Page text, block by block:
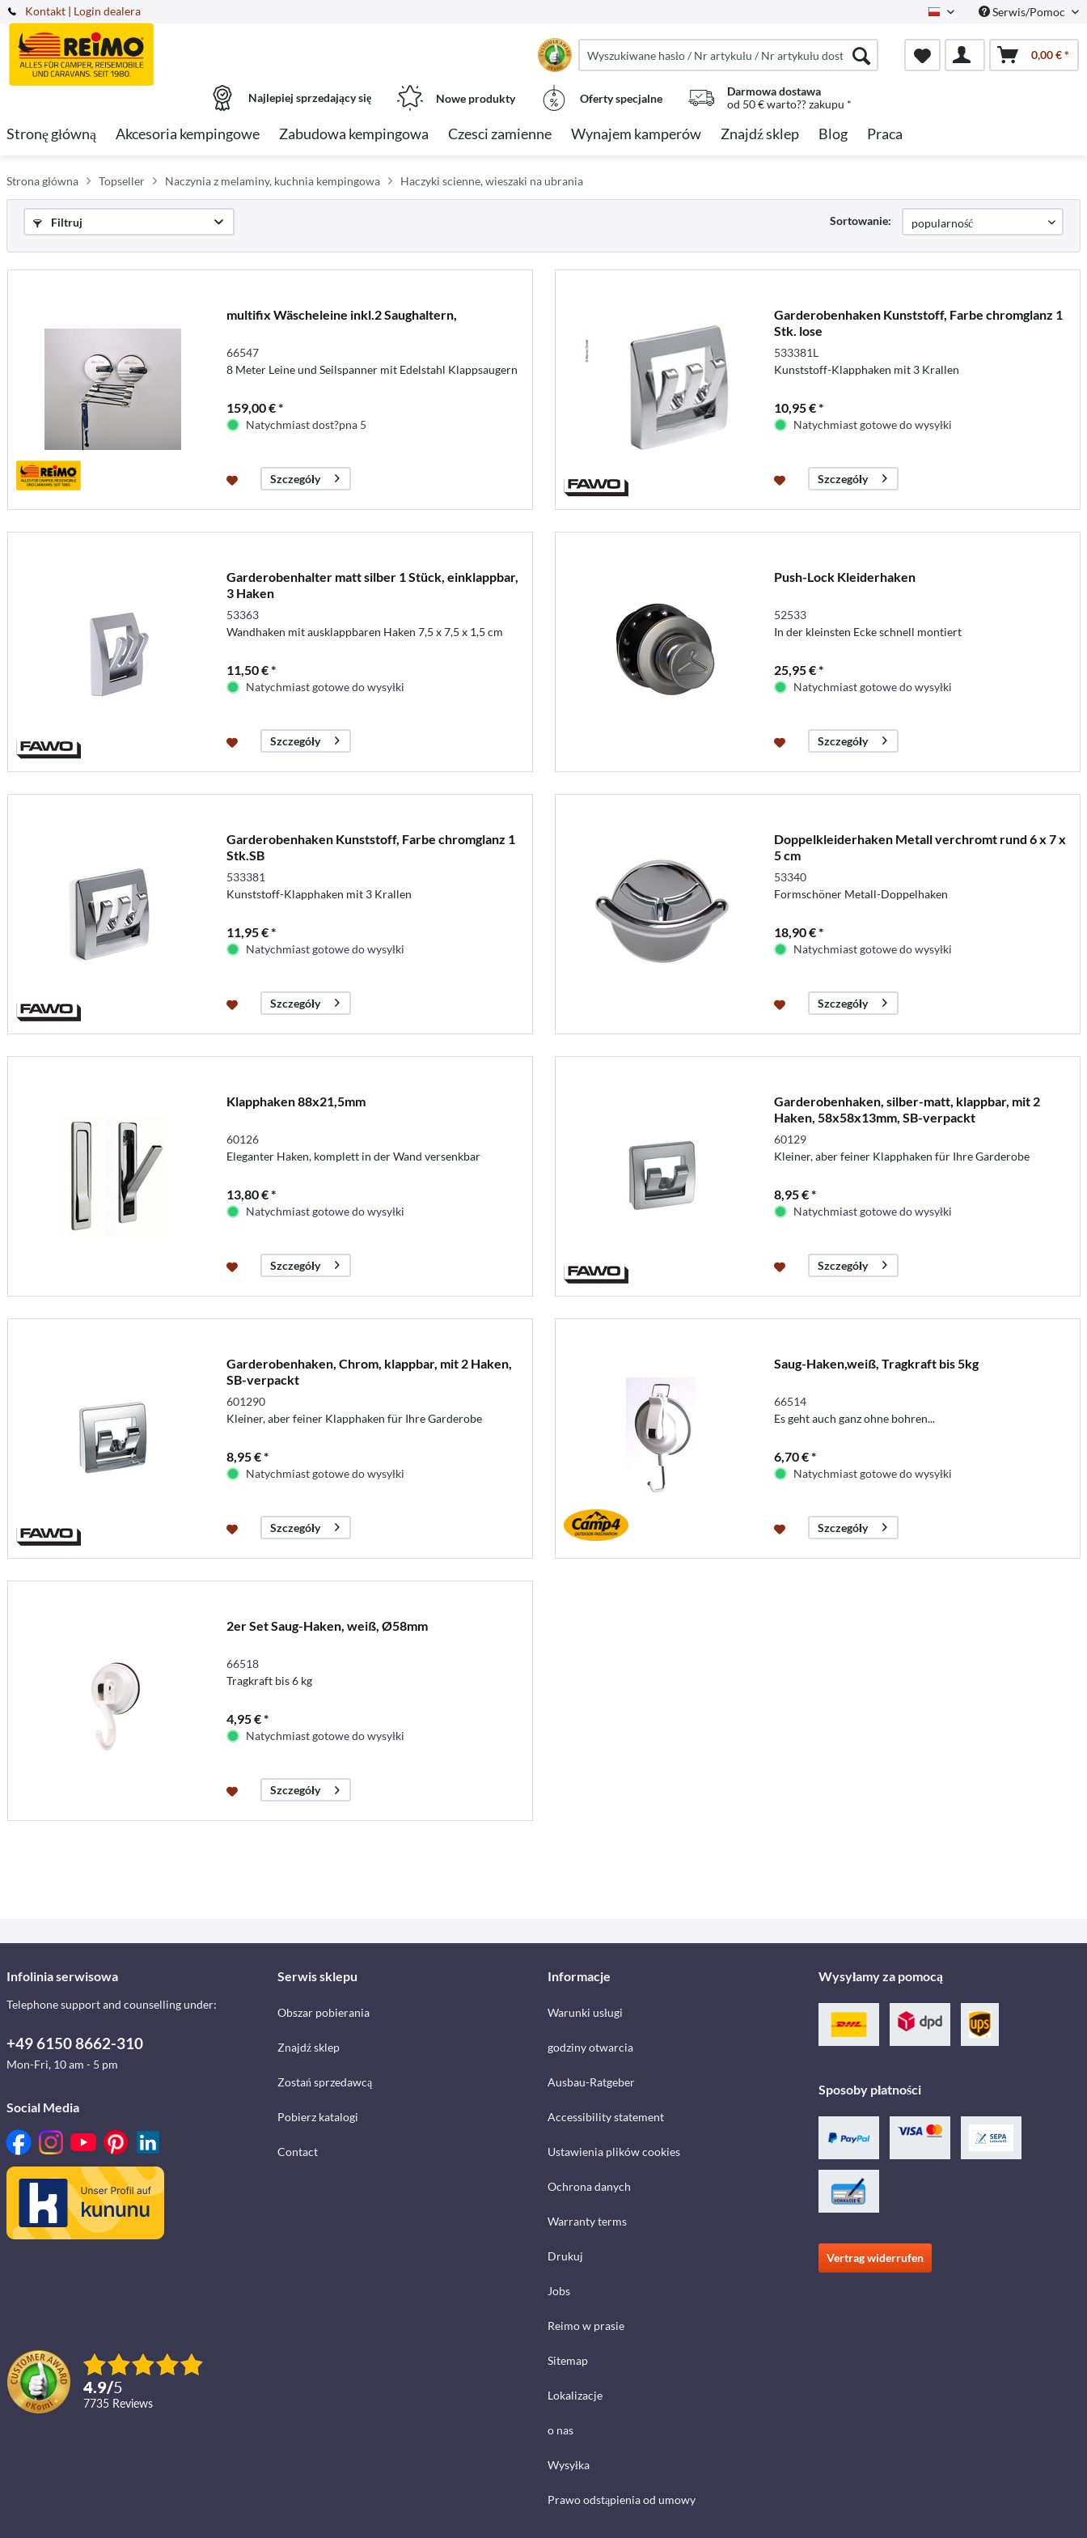
Kontakt Polish Serwis/Pomoc
| Login dealera
0,00 € *
Najlepiej sprzedający się Nowe produkty Oferty specjalne
Darmowa dostawa
od 50 € warto?? zakupu *
Stronę główną Akcesoria kempingowe Zabudowa kempingowa Czesci zamienne Wynajem kamperów Znajdź sklep Blog Praca
Strona główna Topseller Naczynia z melaminy, kuchnia kempingowa Haczyki scienne, wieszaki na ubrania
Filtruj Sortowanie:
multifix Wäscheleine inkl.2 Saughaltern,
66547
8 Meter Leine und Seilspanner mit Edelstahl Klappsaugern
159,00 € *
Natychmiast dost?pna 5
Szczegóły
Garderobenhaken Kunststoff, Farbe chromglanz 1
Stk. lose
533381L
Kunststoff-Klapphaken mit 3 Krallen
10,95 € *
Natychmiast gotowe do wysyłki
Szczegóły
Garderobenhalter matt silber 1 Stück, einklappbar,
3 Haken
53363
Wandhaken mit ausklappbaren Haken 7,5 x 7,5 x 1,5 cm
11,50 € *
Natychmiast gotowe do wysyłki
Szczegóły
Push-Lock Kleiderhaken
52533
In der kleinsten Ecke schnell montiert
25,95 € *
Natychmiast gotowe do wysyłki
Szczegóły
Garderobenhaken Kunststoff, Farbe chromglanz 1
Stk.SB
533381
Kunststoff-Klapphaken mit 3 Krallen
11,95 € *
Natychmiast gotowe do wysyłki
Szczegóły
Doppelkleiderhaken Metall verchromt rund 6 x 7 x
5 cm
53340
Formschöner Metall-Doppelhaken
18,90 € *
Natychmiast gotowe do wysyłki
Szczegóły
Klapphaken 88x21,5mm
60126
Eleganter Haken, komplett in der Wand versenkbar
13,80 € *
Natychmiast gotowe do wysyłki
Szczegóły
Garderobenhaken, silber-matt, klappbar, mit 2
Haken, 58x58x13mm, SB-verpackt
60129
Kleiner, aber feiner Klapphaken für Ihre Garderobe
8,95 € *
Natychmiast gotowe do wysyłki
Szczegóły
Garderobenhaken, Chrom, klappbar, mit 2 Haken,
SB-verpackt
601290
Kleiner, aber feiner Klapphaken für Ihre Garderobe
8,95 € *
Natychmiast gotowe do wysyłki
Szczegóły
Saug-Haken,weiß, Tragkraft bis 5kg
66514
Es geht auch ganz ohne bohren...
6,70 € *
Natychmiast gotowe do wysyłki
Szczegóły
2er Set Saug-Haken, weiß, Ø58mm
66518
Tragkraft bis 6 kg
4,95 € *
Natychmiast gotowe do wysyłki
Szczegóły
Infolinia serwisowa
Telephone support and counselling under:
+49 6150 8662-310
Mon-Fri, 10 am - 5 pm
Social Media
4.9/5
7735 reviews
Serwis sklepu
Obszar pobierania
Znajdź sklep
Zostań sprzedawcą
Pobierz katalogi
Contact
Informacje
Warunki usługi
godziny otwarcia
Ausbau-Ratgeber
Accessibility statement
Ustawienia plików cookies
Ochrona danych
Warranty terms
Drukuj
Jobs
Reimo w prasie
Sitemap
Lokalizacje
o nas
Wysyłka
Prawo odstąpienia od umowy
Wysyłamy za pomocą
Sposoby płatności
Vertrag widerrufen